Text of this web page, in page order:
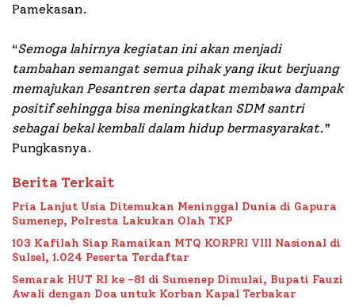
Pamekasan.
“Semoga lahirnya kegiatan ini akan menjadi
tambahan semangat semua pihak yang ikut berjuang
memajukan Pesantren serta dapat membawa dampak
positif sehingga bisa meningkatkan SDM santri
sebagai bekal kembali dalam hidup bermasyarakat.”
Pungkasnya.
Berita Terkait
Pria Lanjut Usia Ditemukan Meninggal Dunia di Gapura
Sumenep, Polresta Lakukan Olah TKP
103 Kafilah Siap Ramaikan MTQ KORPRI VIII Nasional di
Sulsel, 1.024 Peserta Terdaftar
Semarak HUT RI ke -81 di Sumenep Dimulai, Bupati Fauzi
Awali dengan Doa untuk Korban Kapal Terbakar